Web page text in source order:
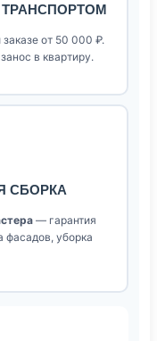
от 50 000 ₽.
в квартиру.
СБОРКА
— гарантия
фасадов, уборка